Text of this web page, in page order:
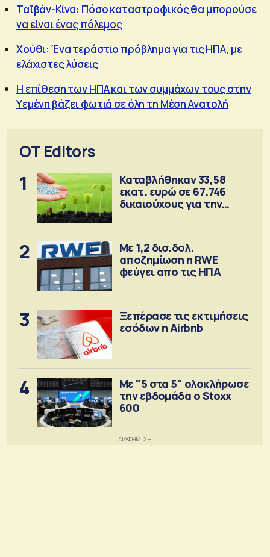
Ταϊβάν-Κίνα: Πόσο καταστροφικός θα μπορούσε
να είναι ένας πόλεμος
Χούθι: Ένα τεράστιο πρόβλημα για τις ΗΠΑ, με
ελάχιστες λύσεις
Η επίθεση των ΗΠΑ και των συμμάχων τους στην
Υεμένη βάζει φωτιά σε όλη τη Μέση Ανατολή
OT Editors
1
Καταβλήθηκαν 33,58
εκατ. ευρώ σε 67.746
δικαιούχους για την
2
Με 1,2 δισ.δολ.
αποζημίωση η RWE
φεύγει απο τις ΗΠΑ
3
Ξεπέρασε τις εκτιμήσεις
εσόδων η Airbnb
4
Με "5 στα 5" ολοκλήρωσε
την εβδομάδα ο Stoxx
600